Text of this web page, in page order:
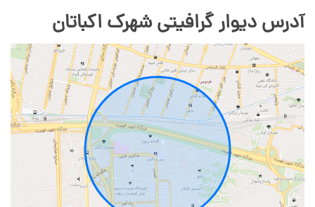
آدرس دیوار گرافیتی شهرک اکباتان